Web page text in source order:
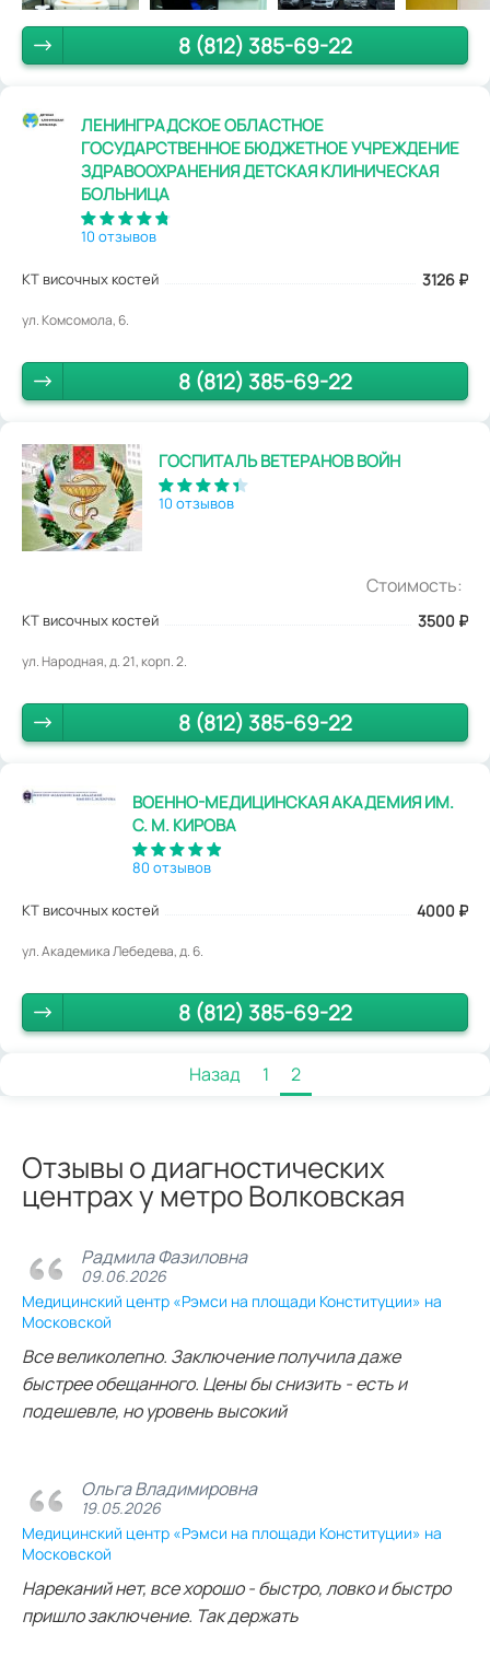
8 (812) 385-69-22
ЛЕНИНГРАДСКОЕ ОБЛАСТНОЕ
ГОСУДАРСТВЕННОЕ БЮДЖЕТНОЕ УЧРЕЖДЕНИЕ
ЗДРАВООХРАНЕНИЯ ДЕТСКАЯ КЛИНИЧЕСКАЯ
БОЛЬНИЦА
10 отзывов
КТ височных костей 3126 ₽
ул. Комсомола, 6.
8 (812) 385-69-22
ГОСПИТАЛЬ ВЕТЕРАНОВ ВОЙН
10 отзывов
Стоимость:
КТ височных костей 3500 ₽
ул. Народная, д. 21, корп. 2.
8 (812) 385-69-22
ВОЕННО-МЕДИЦИНСКАЯ АКАДЕМИЯ ИМ.
С. М. КИРОВА
80 отзывов
КТ височных костей 4000 ₽
ул. Академика Лебедева, д. 6.
8 (812) 385-69-22
Назад 1 2
Отзывы о диагностических
центрах у метро Волковская
Радмила Фазиловна
09.06.2026
Медицинский центр «Рэмси на площади Конституции» на
Московской
Все великолепно. Заключение получила даже
быстрее обещанного. Цены бы снизить - есть и
подешевле, но уровень высокий
Ольга Владимировна
19.05.2026
Медицинский центр «Рэмси на площади Конституции» на
Московской
Нареканий нет, все хорошо - быстро, ловко и быстро
пришло заключение. Так держать